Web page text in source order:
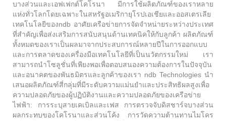
บางส่วนและเอฟเฟกต์โคโรนา มีการใช้ผลิตภัณฑ์ของเราหลาย
แห่งทั่วโลกโดยเฉพาะในสหรัฐอเมริกายุโรปเอเชียและออสเตรเลีย
เทคโนโลยีของndb อาศัยเครือข่ายการจัดจำหน่ายระหว่างประเทศ
ที่สำคัญเพื่อส่งเสริมการสนับสนุนด้านเทคนิคให้กับลูกค้า ผลิตภัณฑ์
ทั้งหมดของเราเป็นผลมาจากประสบการณ์หลายปีในการออกแบบ
และการตลาดของเครื่องมือเทคโนโลยีที่เป็นนวัตกรรมใหม่ เรา
สามารถนำโซลูชั่นที่เพียงพอเพื่อตอบสนองความต้องการในปัจจุบัน
และอนาคตของพันธมิตรและลูกค้าของเรา ndb Technologies นำ
เสนอผลิตภัณฑ์สี่กลุ่มที่มีระดับความแม่นยำและประสิทธิผลสูงเพื่อ
ความปลอดภัยของผู้ปฏิบัติงานและความปลอดภัยของเครือข่าย
ไฟฟ้า: การระบุสายเคเบิลและเฟส การตรวจจับดิสชาร์จบางส่วน
ผลกระทบของโคโรนาและส่วนโค้ง การวัดความต้านทานไมโคร